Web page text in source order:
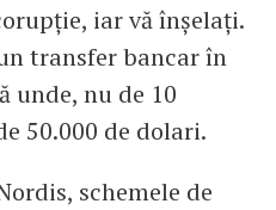
iar vă înșelați.
transfer bancar în
unde, nu de 10
50.000 de dolari.
schemele de